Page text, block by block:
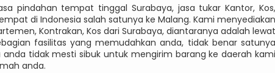
pindahan tempat tinggal Surabaya, jasa tukar Kantor, Kos,
di Indonesia salah satunya ke Malang. Kami menyediakan
Kontrakan, Kos dari Surabaya, diantaranya adalah lewat
fasilitas yang memudahkan anda, tidak benar satunya
tidak mesti sibuk untuk mengirim barang ke daerah kami
anda.